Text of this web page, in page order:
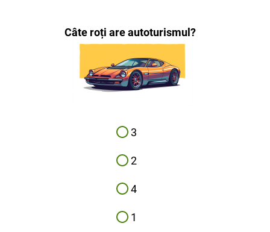
Câte roți are autoturismul?
3
2
4
1